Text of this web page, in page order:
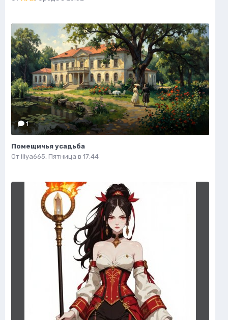
1
Помещичья усадьба
От iliya665, Пятница в 17:44